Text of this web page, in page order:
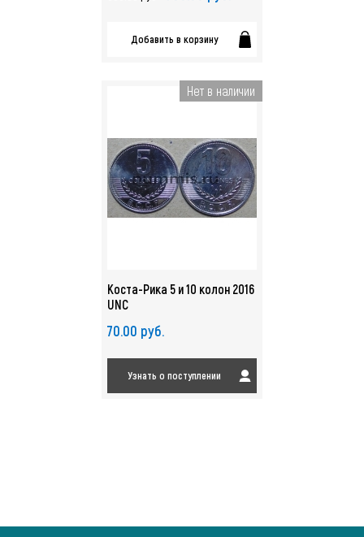
Добавить в корзину
Нет в наличии
Коста-Рика 5 и 10 колон 2016
UNC
70.00 руб.
Узнать о поступлении